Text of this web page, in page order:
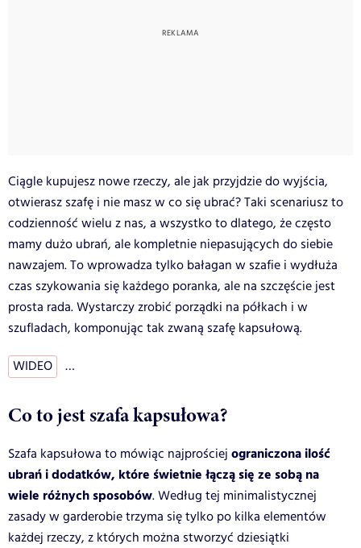
Ciągle kupujesz nowe rzeczy, ale jak przyjdzie do wyjścia,
otwierasz szafę i nie masz w co się ubrać? Taki scenariusz to
codzienność wielu z nas, a wszystko to dlatego, że często
mamy dużo ubrań, ale kompletnie niepasujących do siebie
nawzajem. To wprowadza tylko bałagan w szafie i wydłuża
czas szykowania się każdego poranka, ale na szczęście jest
prosta rada. Wystarczy zrobić porządki na półkach i w
szufladach, komponując tak zwaną szafę kapsułową.
WIDEO …
Co to jest szafa kapsułowa?
Szafa kapsułowa to mówiąc najprościej ograniczona ilość
ubrań i dodatków, które świetnie łączą się ze sobą na
wiele różnych sposobów. Według tej minimalistycznej
zasady w garderobie trzyma się tylko po kilka elementów
każdej rzeczy, z których można stworzyć dziesiątki